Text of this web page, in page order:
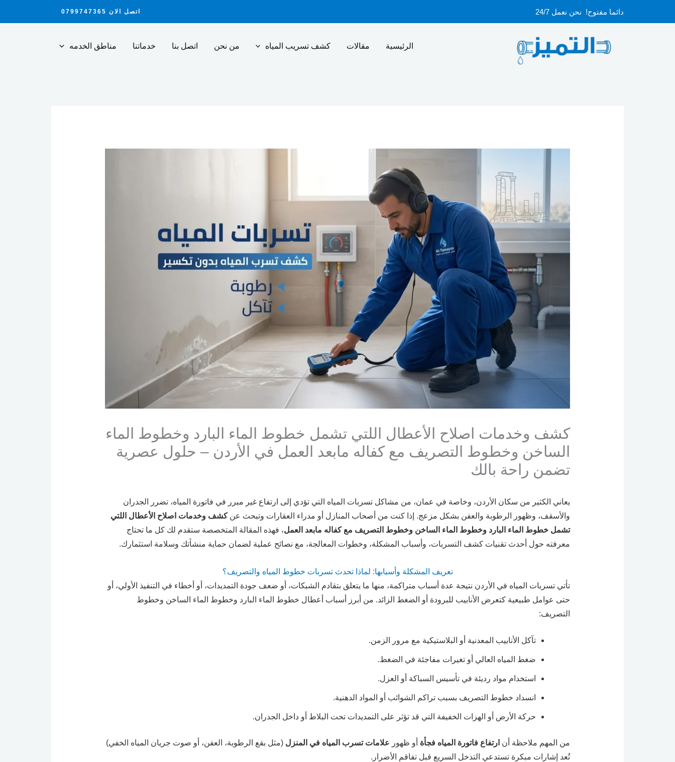
إلى
دائما مفتوح! نحن نعمل 24/7 اتصل الان 0799747365
الرئيسية مقالات كشف تسريب المياه من نحن اتصل بنا خدماتنا مناطق الخدمه
كشف وخدمات اصلاح الأعطال اللتي تشمل خطوط الماء البارد وخطوط الماء
الساخن وخطوط التصريف مع كفاله مابعد العمل في الأردن – حلول عصرية
تضمن راحة بالك
يعاني الكثير من سكان الأردن، وخاصة في عمان، من مشاكل تسربات المياه التي تؤدي إلى ارتفاع غير مبرر في فاتورة المياه، تضرر الجدران
والأسقف، وظهور الرطوبة والعفن بشكل مزعج. إذا كنت من أصحاب المنازل أو مدراء العقارات وتبحث عنكشف وخدمات اصلاح الأعطال اللتي
تشمل خطوط الماء البارد وخطوط الماء الساخن وخطوط التصريف مع كفاله مابعد العمل، فهذه المقالة المتخصصة ستقدم لك كل ما تحتاج
معرفته حول أحدث تقنيات كشف التسربات، وأسباب المشكلة، وخطوات المعالجة، مع نصائح عملية لضمان حماية منشأتك وسلامة استثمارك.
تعريف المشكلة وأسبابها: لماذا تحدث تسربات خطوط المياه والتصريف؟
تأتي تسربات المياه في الأردن نتيجة عدة أسباب متراكمة، منها ما يتعلق بتقادم الشبكات، أو ضعف جودة التمديدات، أو أخطاء في التنفيذ الأولي، أو
حتى عوامل طبيعية كتعرض الأنابيب للبرودة أو الضغط الزائد. من أبرز أسباب أعطال خطوط الماء البارد وخطوط الماء الساخن وخطوط
التصريف:
تآكل الأنابيب المعدنية أو البلاستيكية مع مرور الزمن.
ضغط المياه العالي أو تغيرات مفاجئة في الضغط.
استخدام مواد رديئة في تأسيس السباكة أو العزل.
انسداد خطوط التصريف بسبب تراكم الشوائب أو المواد الدهنية.
حركة الأرض أو الهزات الخفيفة التي قد تؤثر على التمديدات تحت البلاط أو داخل الجدران.
من المهم ملاحظة أن ارتفاع فاتورة المياه فجأة أو ظهور علامات تسرب المياه في المنزل (مثل بقع الرطوبة، العفن، أو صوت جريان المياه الخفي)
تُعد إشارات مبكرة تستدعي التدخل السريع قبل تفاقم الأضرار.